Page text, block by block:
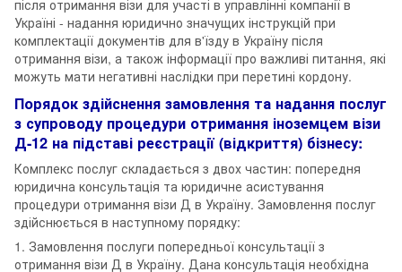
після отримання візи для участі в управлінні компанії в
Україні - надання юридично значущих інструкцій при
комплектації документів для в'їзду в Україну після
отримання візи, а також інформації про важливі питання, які
можуть мати негативні наслідки при перетині кордону.
Порядок здійснення замовлення та надання послуг
з супроводу процедури отримання іноземцем візи
Д-12 на підставі реєстрації (відкриття) бізнесу:
Комплекс послуг складається з двох частин: попередня
юридична консультація та юридичне асистування
процедури отримання візи Д в Україну. Замовлення послуг
здійснюється в наступному порядку:
1. Замовлення послуги попередньої консультації з
отримання візи Д в Україну. Дана консультація необхідна